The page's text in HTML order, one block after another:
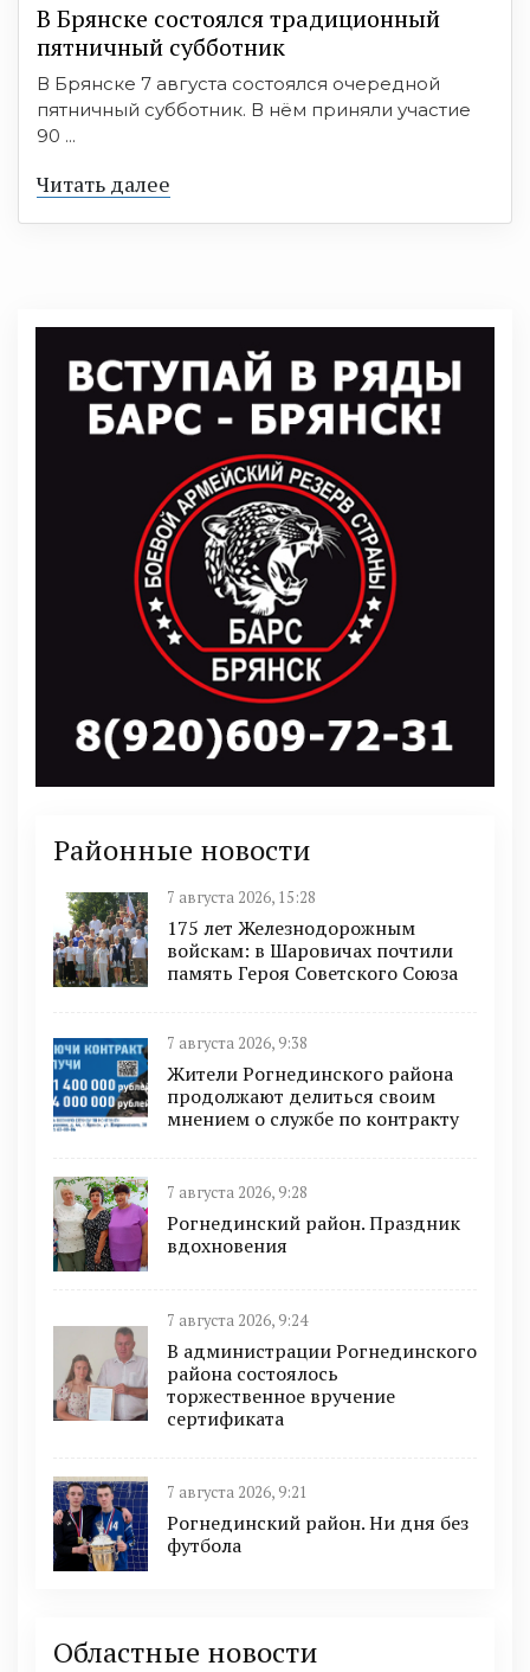
В Брянске состоялся традиционный
пятничный субботник
В Брянске 7 августа состоялся очередной
пятничный субботник. В нём приняли участие
90 ...
Читать далее
Районные новости
7 августа 2026, 15:28
175 лет Железнодорожным
войскам: в Шаровичах почтили
память Героя Советского Союза
7 августа 2026, 9:38
Жители Рогнединского района
продолжают делиться своим
мнением о службе по контракту
7 августа 2026, 9:28
Рогнединский район. Праздник
вдохновения
7 августа 2026, 9:24
В администрации Рогнединского
района состоялось
торжественное вручение
сертификата
7 августа 2026, 9:21
Рогнединский район. Ни дня без
футбола
Областные новости